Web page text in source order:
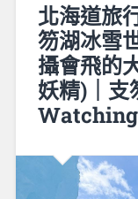
北海道旅
笏湖冰雪
攝會飛的
妖精)｜
Watching